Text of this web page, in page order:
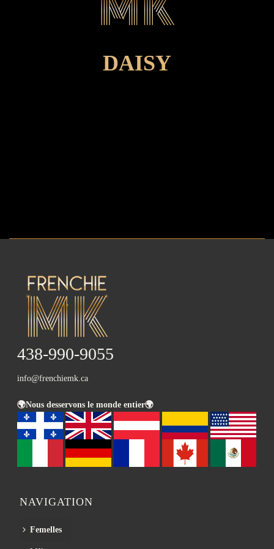
DAISY
438-990-9055
info@frenchiemk.ca
🌍Nous desservons le monde entier🌍
NAVIGATION
Femelles